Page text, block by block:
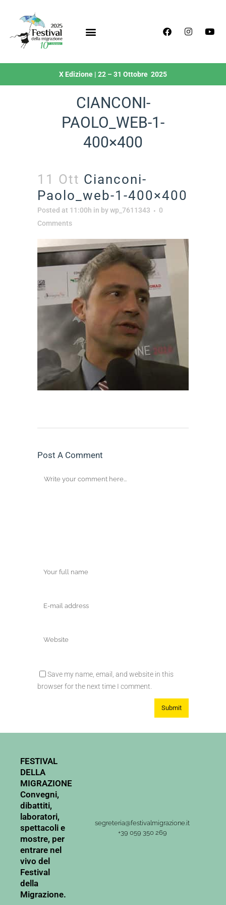
X Edizione | 22 – 31 Ottobre 2025
CIANCONI-
PAOLO_WEB-1-
400×400
11 Ott Cianconi-
Paolo_web-1-400×400
Posted at 11:00h in bywp_7611343
0
Comments
Post A Comment
Save my name, email, and website in this
browser for the next time I comment.
FESTIVAL
DELLA
MIGRAZIONE
Convegni,
dibattiti,
laboratori,
spettacoli e
mostre, per
entrare nel
vivo del
Festival
della
Migrazione.
segreteria@festivalmigrazione.it
+39 059 350 269